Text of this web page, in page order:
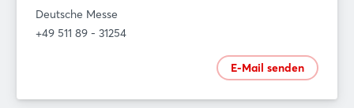
Deutsche Messe
+49 511 89 - 31254
E-Mail senden